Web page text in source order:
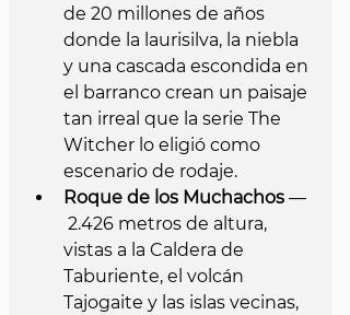
de 20 millones de años
donde la laurisilva, la niebla
y una cascada escondida en
el barranco crean un paisaje
tan irreal que la serie The
Witcher lo eligió como
escenario de rodaje.
Roque de los Muchachos —
2.426 metros de altura,
vistas a la Caldera de
Taburiente, el volcán
Tajogaite y las islas vecinas,